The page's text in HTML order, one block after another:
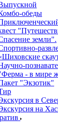
обеды
земли".
- в мире
"Экзотик"
в
на